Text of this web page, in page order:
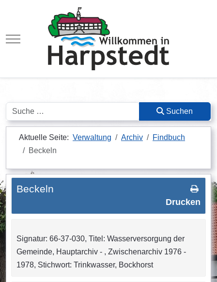
Mobile Menu Toggle
Suchen Suchen
Aktuelle Seite: Verwaltung Archiv
Findbuch
Beckeln
Drucken
Beckeln
Signatur: 66-37-030, Titel: Wasserversorgung der
Gemeinde, Hauptarchiv - , Zwischenarchiv 1976 -
1978, Stichwort: Trinkwasser, Bockhorst